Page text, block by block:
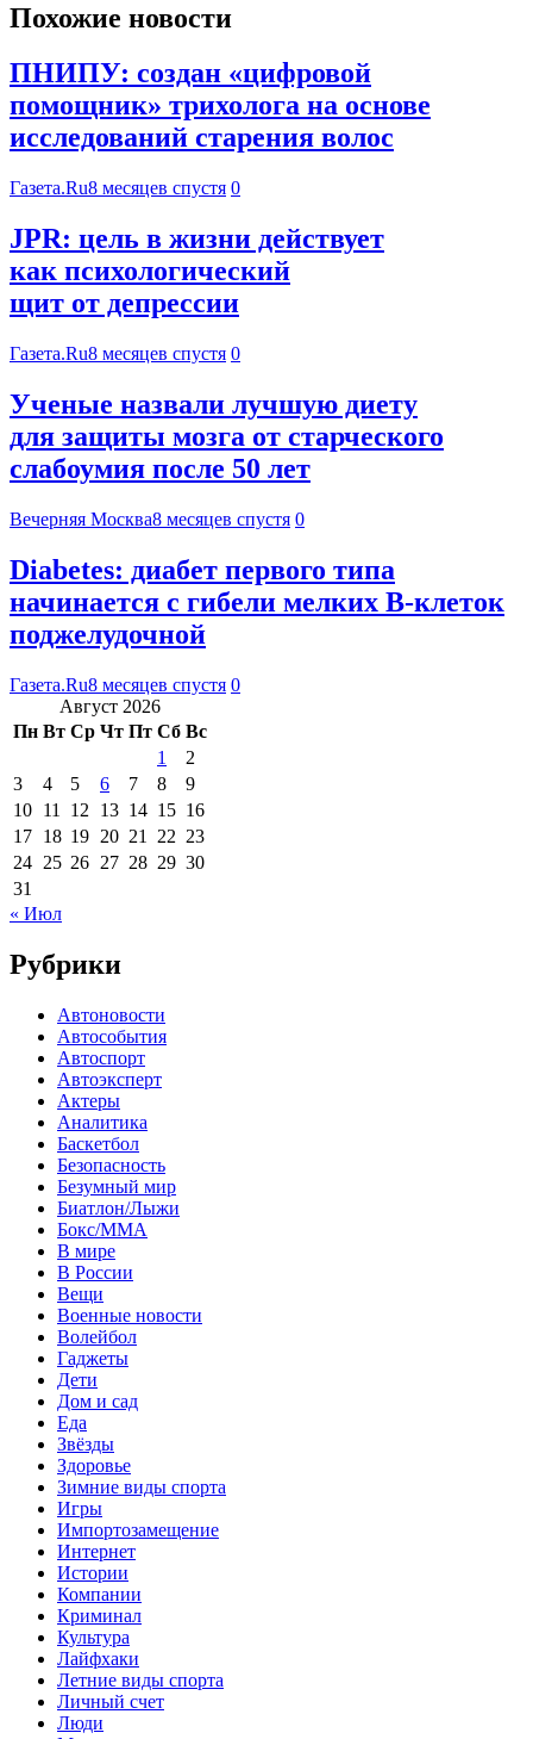
Похожие новости
ПНИПУ: создан «цифровой
помощник» трихолога на основе
исследований старения волос
Газета.Ru8 месяцев спустя 0
JPR: цель в жизни действует
как психологический
щит от депрессии
Газета.Ru8 месяцев спустя 0
Ученые назвали лучшую диету
для защиты мозга от старческого
слабоумия после 50 лет
Вечерняя Москва8 месяцев спустя 0
Diabetes: диабет первого типа
начинается с гибели мелких В-клеток
поджелудочной
Газета.Ru8 месяцев спустя 0
Август 2026
Пн Вт Ср Чт Пт Сб Вс
1
2
3
4 5 6 7 8
9
10 11 12 13 14 15 16
17 18 19 20 21 22 23
24 25 26 27 28 29 30
31
« Июл
Рубрики
Автоновости
Автособытия
Автоспорт
Автоэксперт
Актеры
Аналитика
Баскетбол
Безопасность
Безумный мир
Биатлон/Лыжи
Бокс/MMA
В мире
В России
Вещи
Военные новости
Волейбол
Гаджеты
Дети
Дом и сад
Еда
Звёзды
Здоровье
Зимние виды спорта
Игры
Импортозамещение
Интернет
Истории
Компании
Криминал
Культура
Лайфхаки
Летние виды спорта
Личный счет
Люди